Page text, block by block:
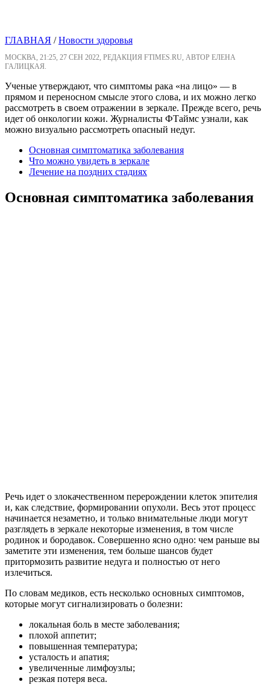
ГЛАВНАЯ /Новости здоровья
МОСКВА, 21:25, 27 СЕН 2022, РЕДАКЦИЯ FTIMES.RU, АВТОР ЕЛЕНА
ГАЛИЦКАЯ.
Ученые утверждают, что симптомы рака «на лицо» — в
прямом и переносном смысле этого слова, и их можно легко
рассмотреть в своем отражении в зеркале. Прежде всего, речь
идет об онкологии кожи. Журналисты ФТаймс узнали, как
можно визуально рассмотреть опасный недуг.
Основная симптоматика заболевания
Что можно увидеть в зеркале
Лечение на поздних стадиях
Основная симптоматика заболевания
Речь идет о злокачественном перерождении клеток эпителия
и, как следствие, формировании опухоли. Весь этот процесс
начинается незаметно, и только внимательные люди могут
разглядеть в зеркале некоторые изменения, в том числе
родинок и бородавок. Совершенно ясно одно: чем раньше вы
заметите эти изменения, тем больше шансов будет
притормозить развитие недуга и полностью от него
излечиться.
По словам медиков, есть несколько основных симптомов,
которые могут сигнализировать о болезни:
локальная боль в месте заболевания;
плохой аппетит;
повышенная температура;
усталость и апатия;
увеличенные лимфоузлы;
резкая потеря веса.